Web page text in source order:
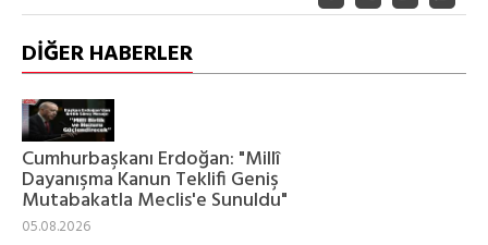
DİĞER HABERLER
Cumhurbaşkanı Erdoğan: "Millî
Dayanışma Kanun Teklifi Geniş
Mutabakatla Meclis'e Sunuldu"
05.08.2026